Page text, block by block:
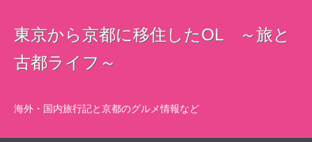
東京から京都に移住したOL ～旅と
古都ライフ～
海外・国内旅行記と京都のグルメ情報など